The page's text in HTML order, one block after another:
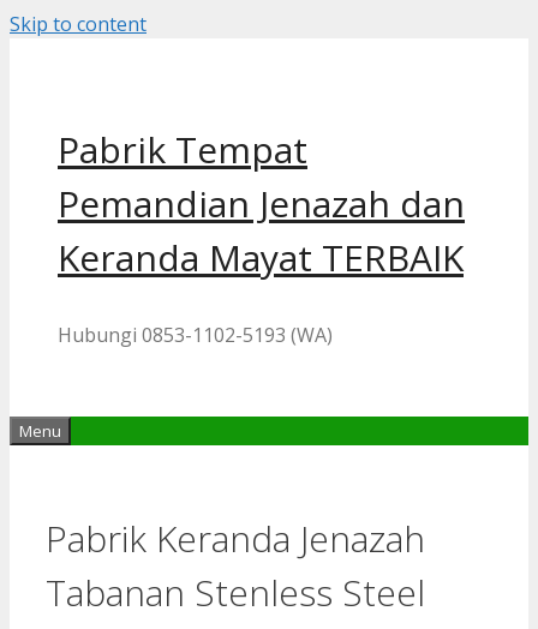
Skip to content
Pabrik Tempat
Pemandian Jenazah dan
Keranda Mayat TERBAIK
Hubungi 0853-1102-5193 (WA)
Menu
Pabrik Keranda Jenazah
Tabanan Stenless Steel